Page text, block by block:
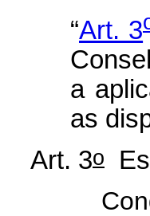
“Art. 3
a
as
Art. 3o